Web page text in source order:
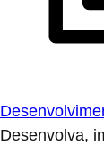
Desenvolva,